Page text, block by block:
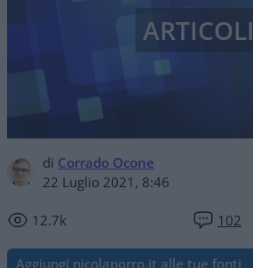
di Corrado Ocone
22 Luglio 2021, 8:46
12.7k 102
ARTICOLI
Aggiungi nicolaporro.it alle tue fonti